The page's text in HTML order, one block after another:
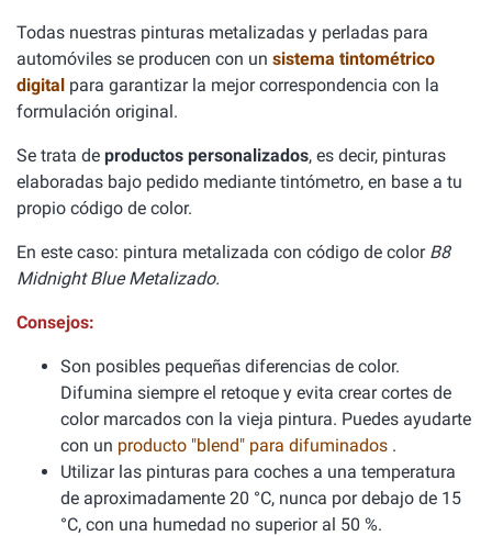
Todas nuestras pinturas metalizadas y perladas para
automóviles se producen con un sistema tintométrico
digital para garantizar la mejor correspondencia con la
formulación original.
Se trata de productos personalizados, es decir, pinturas
elaboradas bajo pedido mediante tintómetro, en base a tu
propio código de color.
En este caso: pintura metalizada con código de color B8
Midnight Blue Metalizado.
Consejos:
Son posibles pequeñas diferencias de color.
Difumina siempre el retoque y evita crear cortes de
color marcados con la vieja pintura. Puedes ayudarte
con un producto "blend" para difuminados .
Utilizar las pinturas para coches a una temperatura
de aproximadamente 20 °C, nunca por debajo de 15
°C, con una humedad no superior al 50 %.